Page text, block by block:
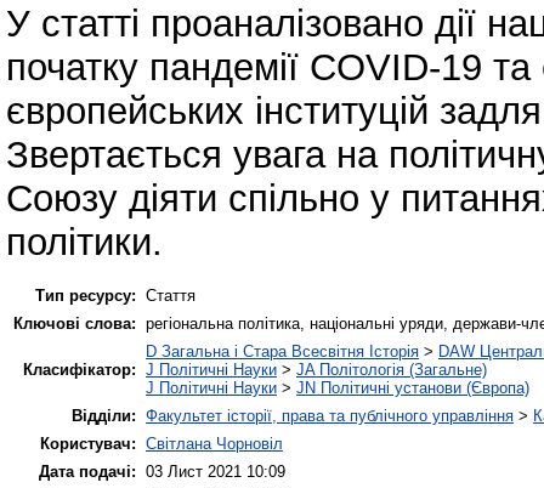
У статті проаналізовано дії
початку пандемії COVID-19 та
європейських інституцій
Звертається увага на
Союзу діяти спільно у
політики.
Тип ресурсу: Стаття
Ключові слова: регіональна політика, національні уряди,
Класифікатор:
D Загальна і Стара Всесвітня Історія > DAW
J Політичні Науки > JA Політологія (Загальне)
J Політичні Науки > JN Політичні установи (Європа)
Відділи: Факультет історії, права та публічного управління >
Користувач: Світлана Чорновіл
Дата подачі: 03 Лист 2021 10:09